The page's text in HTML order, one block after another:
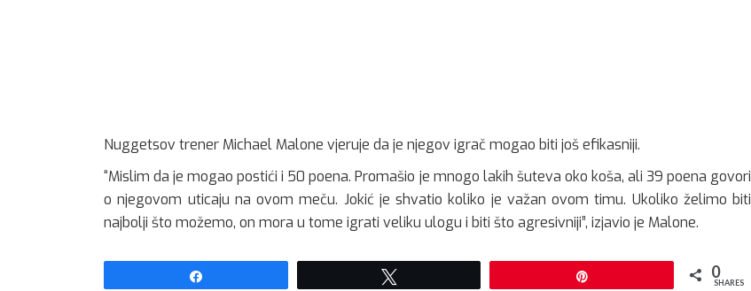
Nuggetsov trener Michael Malone vjeruje da je njegov igrač mogao biti još efikasniji.
“Mislim da je mogao postići i 50 poena. Promašio je mnogo lakih šuteva oko koša, ali 39 poena govori
o njegovom uticaju na ovom meču. Jokić je shvatio koliko je važan ovom timu. Ukoliko želimo biti
najbolji što možemo, on mora u tome igrati veliku ulogu i biti što agresivniji”, izjavio je Malone.
0
SHARES